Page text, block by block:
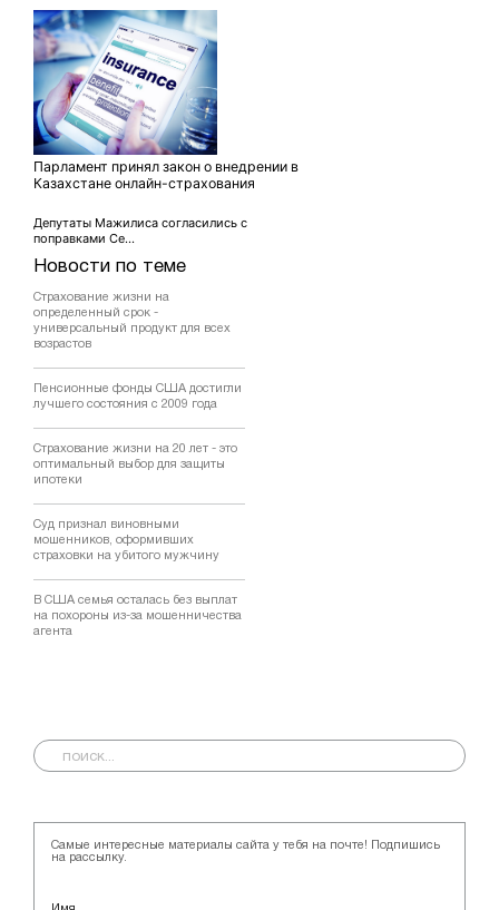
Новости по теме
Страхование жизни на
определенный срок -
универсальный продукт для всех
возрастов
Пенсионные фонды США достигли
лучшего состояния с 2009 года
Страхование жизни на 20 лет - это
оптимальный выбор для защиты
ипотеки
Суд признал виновными
мошенников, оформивших
страховки на убитого мужчину
В США семья осталась без выплат
на похороны из-за мошенничества
агента
Парламент принял закон о внедрении в
Казахстане онлайн-страхования
Депутаты Мажилиса согласились с
поправками Се...
Самые интересные материалы сайта у тебя на почте! Подпишись
на рассылку.